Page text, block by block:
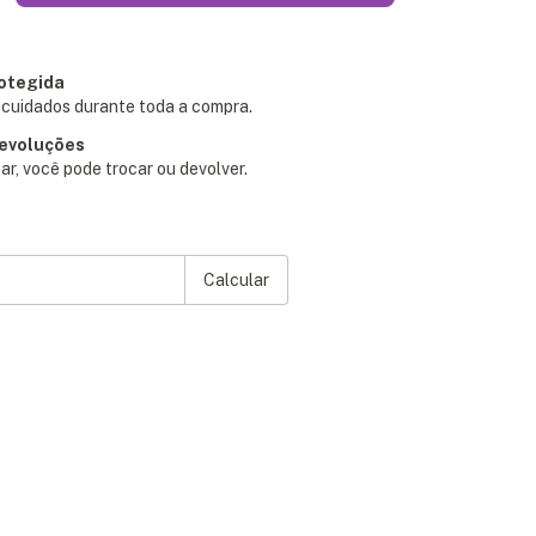
durante toda a compra.
você pode trocar ou devolver.
Calcular